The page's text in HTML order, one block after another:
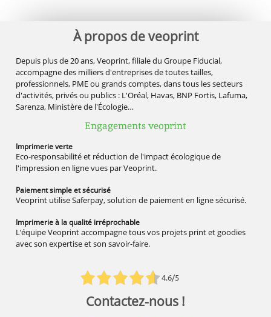
À propos de veoprint
Depuis plus de 20 ans, Veoprint, filiale du Groupe Fiducial,
accompagne des milliers d'entreprises de toutes tailles,
professionnels, PME ou grands comptes, dans tous les secteurs
d'activités, privés ou publics : L'Oréal, Havas, BNP Fortis, Lafuma,
Sarenza, Ministère de l'Écologie…
Engagements veoprint
4.6/5
Imprimerieverte
Eco-responsabilité et réduction de l'impact écologique de
l'impression en ligne vues par Veoprint.
Paiement simpleet sécurisé
Veoprint utilise Saferpay, solution de paiement en ligne sécurisé.
Imprimerie à la qualité irréprochable
L’équipe Veoprint accompagne tous vos projets print et goodies
avec son expertise et son savoir-faire.
Contactez-nous !